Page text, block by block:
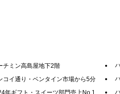
チミン高島屋地下2階
コイ通り・ベンタイン市場から5分
年ギフト・スイーツ部門売上No.1